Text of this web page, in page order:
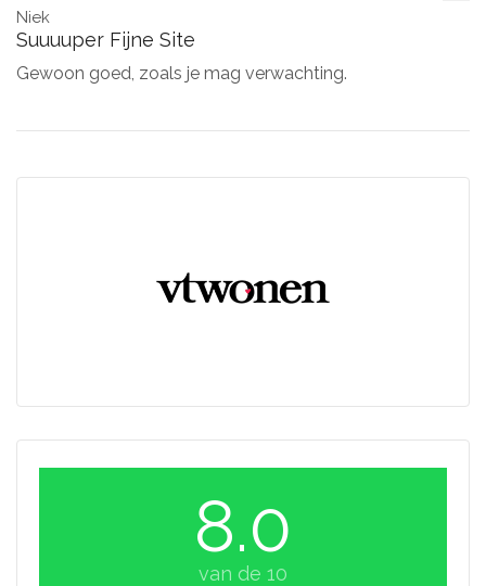
Niek
Suuuuper Fijne Site
Gewoon goed, zoals je mag verwachting.
8.0
van de 10